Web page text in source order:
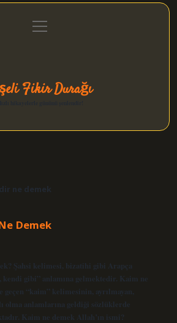
Gizlilik Politikası
menüyü
aç
Fikir Durağı
ne demek
Demek
Şahsi kelimesi, bizatihi gibi Arapça
kendi gibi” anlamına gelmektedir. Kaim ne
geçen “kaim” kelimesinin, ayrılmayan,
olma anlamlarına geldiği sözlüklerde
Kaim ne demek Allah’ın ismi?